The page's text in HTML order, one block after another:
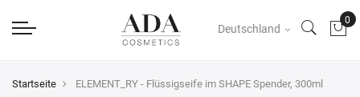
Deutschland
Startseite ELEMENT_RY - Flüssigseife im SHAPE Spender, 300ml